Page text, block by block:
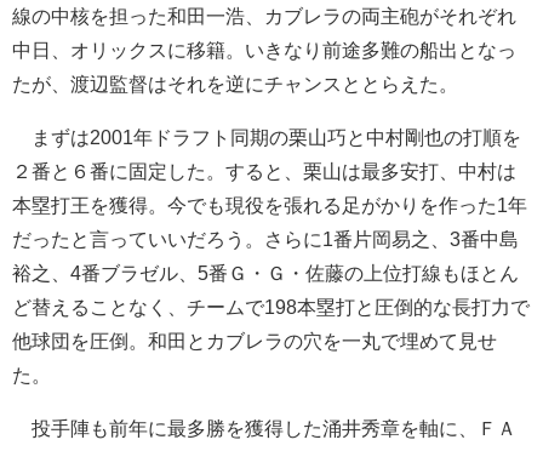
線の中核を担った和田一浩、カブレラの両主砲がそれぞれ
中日、オリックスに移籍。いきなり前途多難の船出となっ
たが、渡辺監督はそれを逆にチャンスととらえた。
まずは2001年ドラフト同期の栗山巧と中村剛也の打順を
２番と６番に固定した。すると、栗山は最多安打、中村は
本塁打王を獲得。今でも現役を張れる足がかりを作った1年
だったと言っていいだろう。さらに1番片岡易之、3番中島
裕之、4番ブラゼル、5番Ｇ・Ｇ・佐藤の上位打線もほとん
ど替えることなく、チームで198本塁打と圧倒的な長打力で
他球団を圧倒。和田とカブレラの穴を一丸で埋めて見せ
た。
投手陣も前年に最多勝を獲得した涌井秀章を軸に、ＦＡ